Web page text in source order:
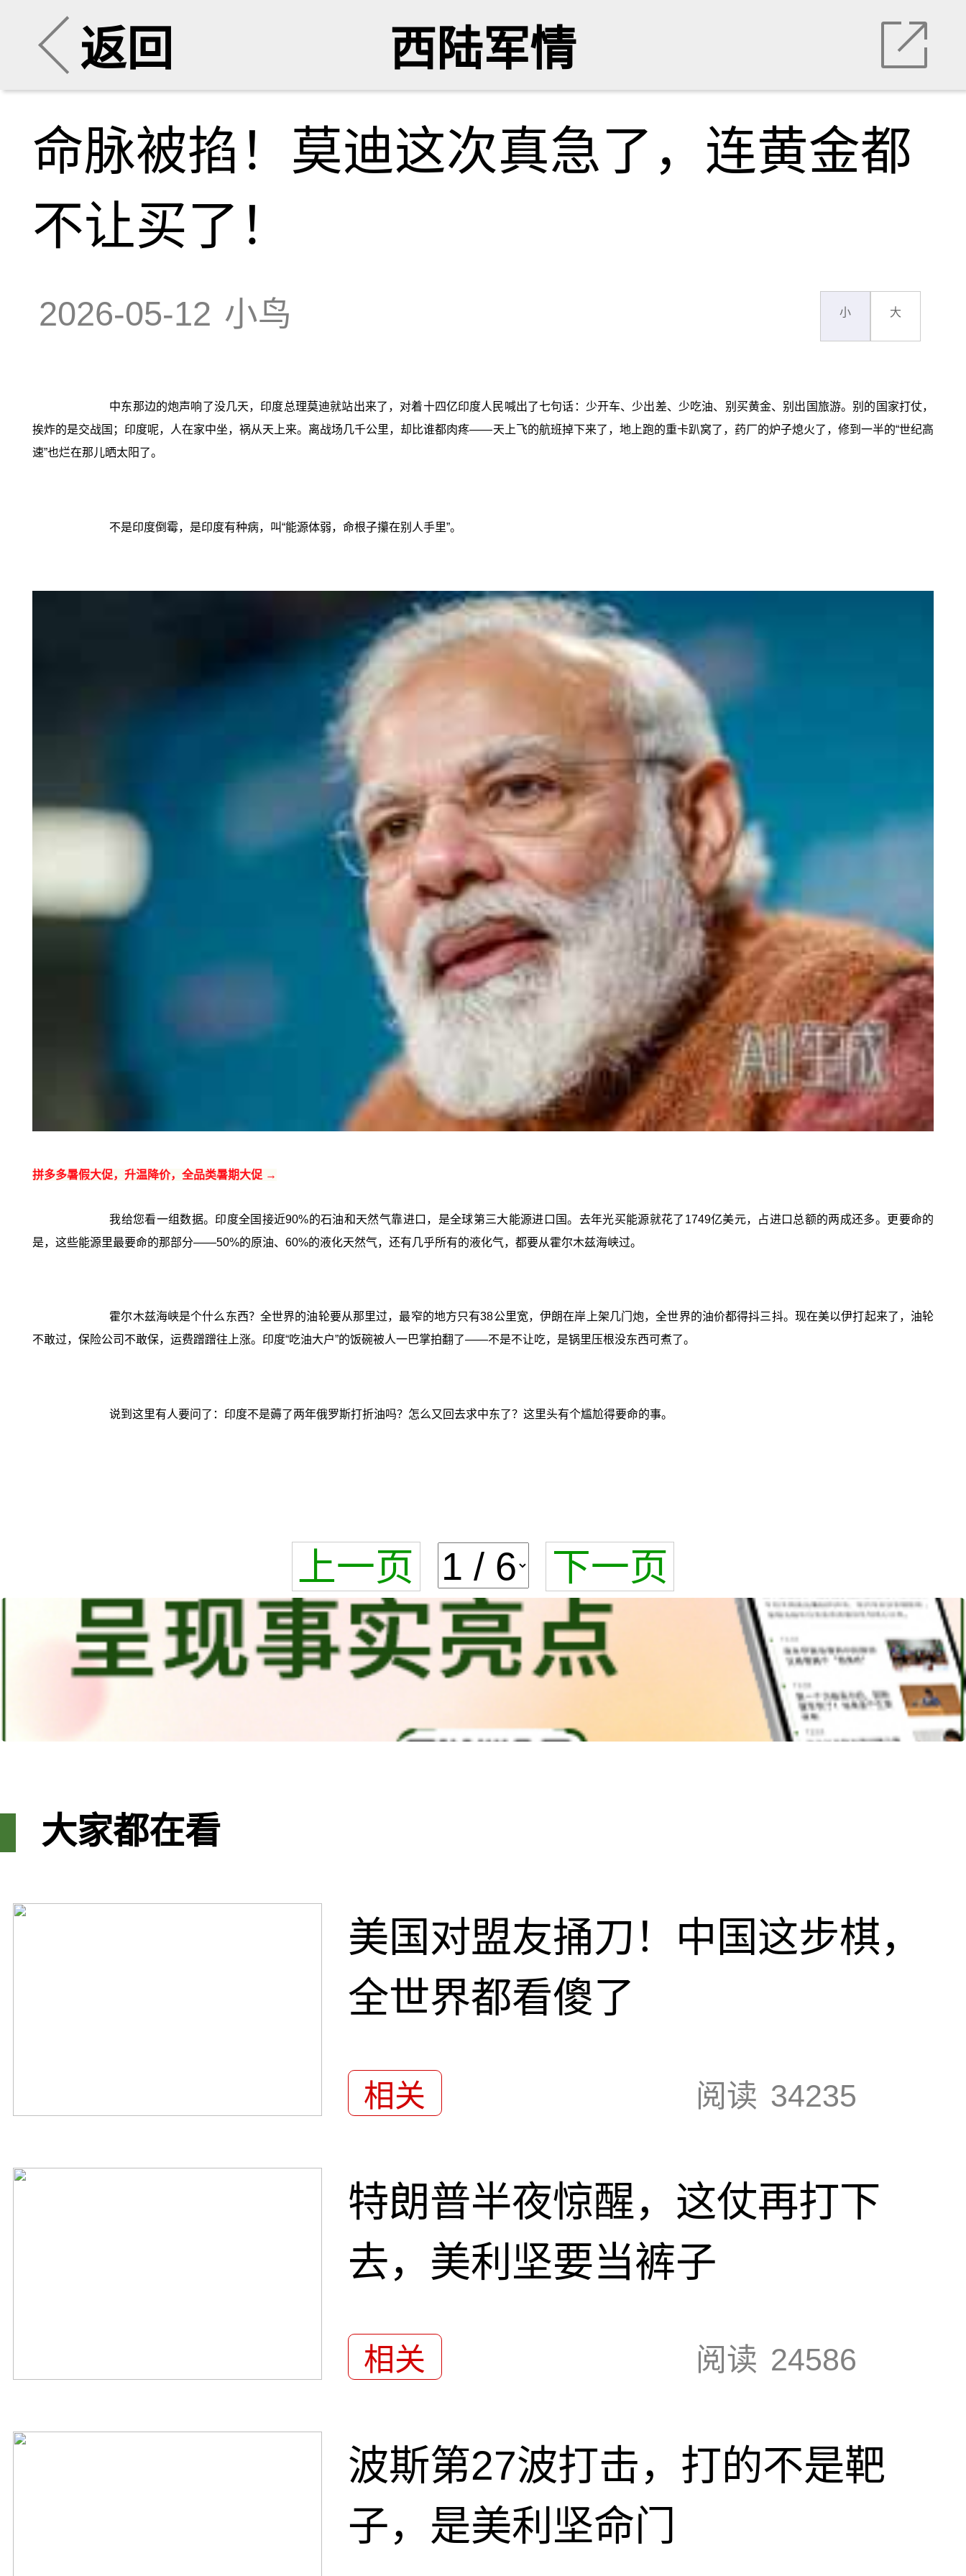
返回 西陆军情
命脉被掐！莫迪这次真急了，连黄金都
不让买了！
2026-05-12 小鸟 小 大
中东那边的炮声响了没几天，印度总理莫迪就站出来了，对着十四亿印度人民喊出了七句话：少开车、少出差、少吃油、别买黄金、别出国旅游。别的国家打仗，
挨炸的是交战国；印度呢，人在家中坐，祸从天上来。离战场几千公里，却比谁都肉疼——天上飞的航班掉下来了，地上跑的重卡趴窝了，药厂的炉子熄火了，修到一半的“世纪高
速”也烂在那儿晒太阳了。
不是印度倒霉，是印度有种病，叫“能源体弱，命根子攥在别人手里”。
拼多多暑假大促，升温降价，全品类暑期大促 →
我给您看一组数据。印度全国接近90%的石油和天然气靠进口，是全球第三大能源进口国。去年光买能源就花了1749亿美元，占进口总额的两成还多。更要命的
是，这些能源里最要命的那部分——50%的原油、60%的液化天然气，还有几乎所有的液化气，都要从霍尔木兹海峡过。
霍尔木兹海峡是个什么东西？全世界的油轮要从那里过，最窄的地方只有38公里宽，伊朗在岸上架几门炮，全世界的油价都得抖三抖。现在美以伊打起来了，油轮
不敢过，保险公司不敢保，运费蹭蹭往上涨。印度“吃油大户”的饭碗被人一巴掌拍翻了——不是不让吃，是锅里压根没东西可煮了。
说到这里有人要问了：印度不是薅了两年俄罗斯打折油吗？怎么又回去求中东了？这里头有个尴尬得要命的事。
上一页 下一页
大家都在看
美国对盟友捅刀！中国这步棋，
全世界都看傻了
相关 阅读 34235
特朗普半夜惊醒，这仗再打下
去，美利坚要当裤子
相关 阅读 24586
波斯第27波打击，打的不是靶
子，是美利坚命门